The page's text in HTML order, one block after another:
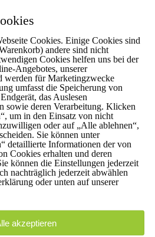
Cookies. Einige Cookies sind
andere sind nicht
Cookies helfen uns bei der
Angebotes, unserer
werden für Marketingzwecke
umfasst die Speicherung von
das Auslesen
sowie deren Verarbeitung. Klicken
um in den Einsatz von nicht
oder auf „Alle ablehnen“,
Sie können unter
detaillierte Informationen der von
Cookies erhalten und deren
können die Einstellungen jederzeit
nachträglich jederzeit abwählen
oder unten auf unserer
akzeptieren